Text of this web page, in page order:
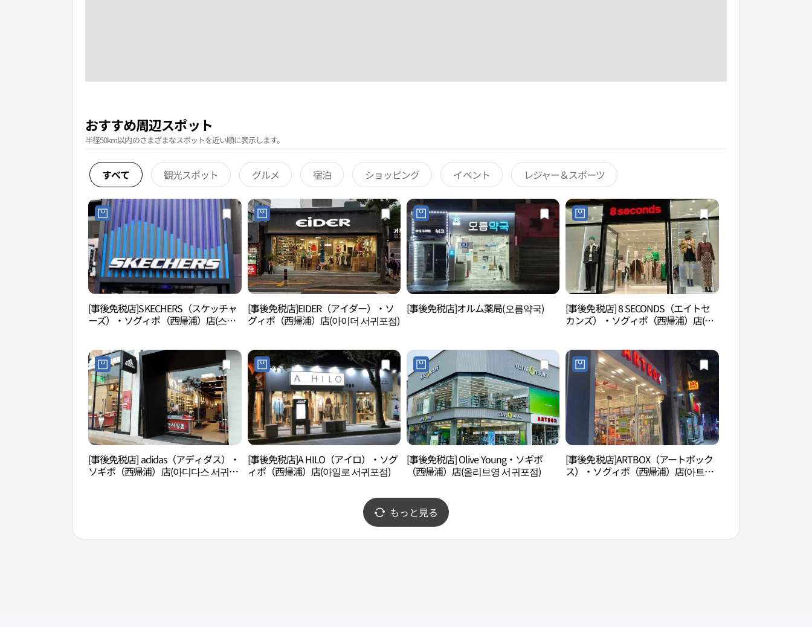
おすすめ周辺スポット
半径50km以内のさまざまなスポットを近い順に表示します。
すべて 観光スポット グルメ 宿泊 ショッピング イベント レジャー＆スポーツ
[事後免税店]SKECHERS（スケッチャ
ーズ）・ソグィポ（西帰浦）店(스케
[事後免税店]EIDER（アイダー）・ソ
グィポ（西帰浦）店(아이더 서귀포점)
[事後免税店]オルム薬局(오름약국)
[事後免税店] 8 SECONDS（エイトセ
カンズ）・ソグィポ（西帰浦）店(에
[事後免税店] adidas（アディダス）・
ソギポ（西帰浦）店(아디다스 서귀포
[事後免税店]A HILO（アイロ）・ソグ
ィポ（西帰浦）店(아일로 서귀포점)
[事後免税店] Olive Young・ソギポ
（西帰浦）店(올리브영 서귀포점)
[事後免税店]ARTBOX（アートボック
ス）・ソグィポ（西帰浦）店(아트박
もっと見る